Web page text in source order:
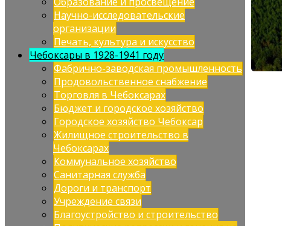
Научно-исследовательские
организации
Печать, культура и искусство
Чебоксары в 1928-1941 году
Фабрично-заводская промышленность
Продовольственное снабжение
Торговля в Чебоксарах
Бюджет и городское хозяйство
Городское хозяйство Чебоксар
Жилищное строительство в
Чебоксарах
Коммунальное хозяйство
Санитарная служба
Дороги и транспорт
Учреждение связи
Благоустройство и строительство